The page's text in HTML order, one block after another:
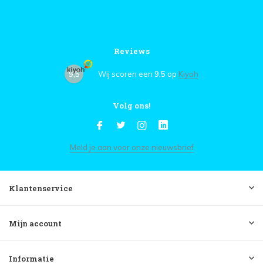
Reviews
9,5 Wij scoren een 9,5 op Kiyoh
Volg ons!
Meld je aan voor onze nieuwsbrief
Klantenservice
Mijn account
Informatie